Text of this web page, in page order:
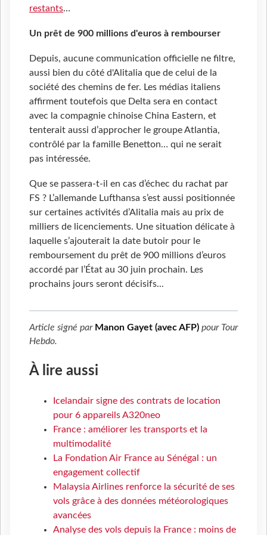
restants…
Un prêt de 900 millions d'euros à rembourser
Depuis, aucune communication officielle ne filtre,
aussi bien du côté d'Alitalia que de celui de la
société des chemins de fer. Les médias italiens
affirment toutefois que Delta sera en contact
avec la compagnie chinoise China Eastern, et
tenterait aussi d’approcher le groupe Atlantia,
contrôlé par la famille Benetton… qui ne serait
pas intéressée.
Que se passera-t-il en cas d’échec du rachat par
FS ? L’allemande Lufthansa s’est aussi positionnée
sur certaines activités d’Alitalia mais au prix de
milliers de licenciements. Une situation délicate à
laquelle s’ajouterait la date butoir pour le
remboursement du prêt de 900 millions d’euros
accordé par l’État au 30 juin prochain. Les
prochains jours seront décisifs...
Article signé par Manon Gayet (avec AFP) pour Tour
Hebdo.
À lire aussi
Icelandair signe des contrats de location
pour 6 appareils A320neo
France : améliorer les transports et la
multimodalité
La Fondation Air France au Sénégal : un
engagement collectif
Malaysia Airlines renforce la sécurité de ses
vols grâce à des données météorologiques
avancées
Analyse des vols depuis la France : moins de